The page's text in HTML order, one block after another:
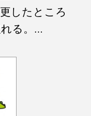
したところ
る。...